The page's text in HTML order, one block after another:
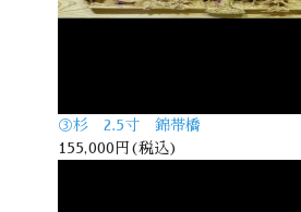
③杉 2.5寸 錦帯橋
155,000円(税込)